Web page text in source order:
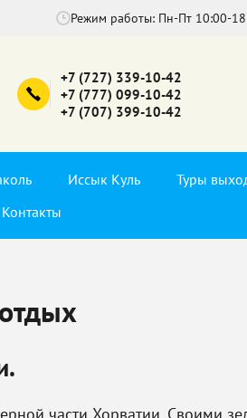
Режим работы: Пн-Пт 10:00-
+7 (727) 339-10-42
+7 (777) 099-10-42
+7 (707) 399-10-42
Иссык Куль
Туры
Контакты